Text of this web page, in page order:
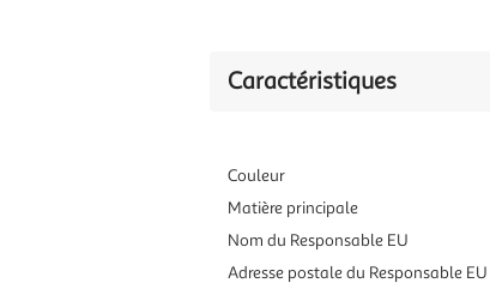
Caractéristiques
Couleur
Matière principale
Nom du Responsable EU
Adresse postale du Responsable EU